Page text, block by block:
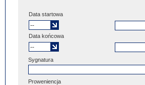
Data startowa
Data końcowa
Sygnatura
Proweniencja